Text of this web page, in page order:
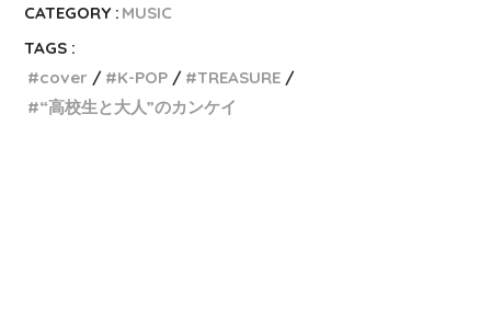
CATEGORY : MUSIC
TAGS :
cover
K-POP
TREASURE
“高校生と大人”のカンケイ